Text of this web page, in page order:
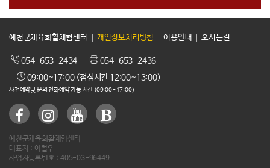
예천군체육회활체험센터 개인정보처리방침 이용안내 오시는길
054-653-2434
054-653-2436
09:00~17:00 (점심시간 12:00~13:00)
사전예약및 문의 전화예약 가능 시간 (09:00~17:00)
예천군체육회활체험센터
대표자 : 이철우
사업자등록번호 : 405-03-96449